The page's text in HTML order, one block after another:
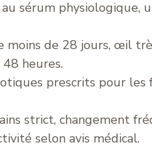
sérum physiologique,
moins de 28 jours, œil
heures.
prescrits pour les
strict, changement
selon avis médical.